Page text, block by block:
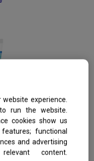
website experience.
run the website.
cookies show us
functional
and advertising
content.